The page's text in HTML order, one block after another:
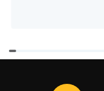
Item
1